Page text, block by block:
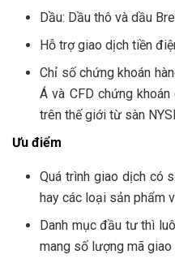
Dầu: Dầu thô và dầu
Hỗ trợ giao dịch tiền
Chỉ số chứng khoán
Á và CFD chứng
trên thế giới từ sàn
Ưu điểm
Quá trình giao dịch có
hay các loại sản phẩm
Danh mục đầu tư thì
mang số lượng mã giao